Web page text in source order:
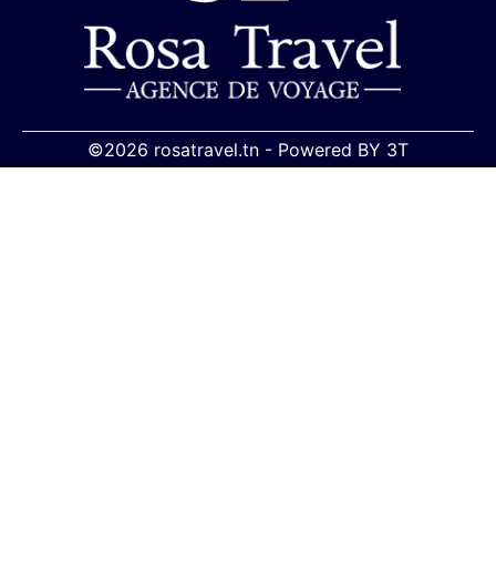
©2026 rosatravel.tn - Powered BY 3T